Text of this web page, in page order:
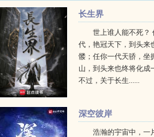
长生界
世上谁人能不死？
代，艳冠天下，到头来
髅；任你一代天骄，坐
山，到头来也终将化成
不过，关于长生......
深空彼岸
浩瀚的宇宙中，一